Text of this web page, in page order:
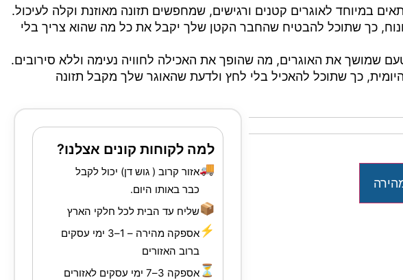
וואן לאוגרים 900 גרם מתאים במיוחד לאוגרים קטנים ורגישים, שמחפשים תזונה מאוזנת וקלה לעיכול.
ונוח, כך שתוכל להבטיח שהחבר הקטן שלך יקבל את כל מה שהוא צריך בלי
שמושך את האוגרים, מה שהופך את האכילה לחוויה נעימה וללא סירובים.
כך שתוכל להאכיל בלי לחץ ולדעת שהאוגר שלך מקבל תזונה
למה לקוחות קונים אצלנו?
🚚אזור קרוב ( גוש דן) יכול לקבל
כבר באותו היום.
📦שליח עד הבית לכל חלקי הארץ
⚡
אספקה מהירה – 1–3 ימי עסקים
ברוב האזורים
⏳
אספקה 3–7 ימי עסקים לאזורים